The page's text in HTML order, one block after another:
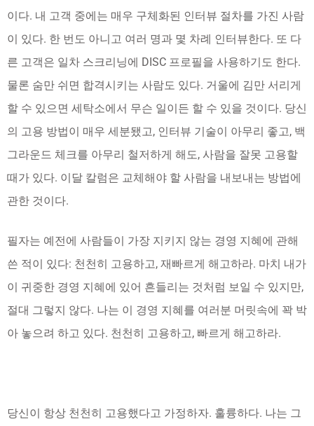
이다. 내 고객 중에는 매우 구체화된 인터뷰 절차를 가진 사람
이 있다. 한 번도 아니고 여러 명과 몇 차례 인터뷰한다. 또 다
른 고객은 일차 스크리닝에 DISC 프로필을 사용하기도 한다.
물론 숨만 쉬면 합격시키는 사람도 있다. 거울에 김만 서리게
할 수 있으면 세탁소에서 무슨 일이든 할 수 있을 것이다. 당신
의 고용 방법이 매우 세분됐고, 인터뷰 기술이 아무리 좋고, 백
그라운드 체크를 아무리 철저하게 해도, 사람을 잘못 고용할
때가 있다. 이달 칼럼은 교체해야 할 사람을 내보내는 방법에
관한 것이다.
필자는 예전에 사람들이 가장 지키지 않는 경영 지혜에 관해
쓴 적이 있다: 천천히 고용하고, 재빠르게 해고하라. 마치 내가
이 귀중한 경영 지혜에 있어 흔들리는 것처럼 보일 수 있지만,
절대 그렇지 않다. 나는 이 경영 지혜를 여러분 머릿속에 꽉 박
아 놓으려 하고 있다. 천천히 고용하고, 빠르게 해고하라.
당신이 항상 천천히 고용했다고 가정하자. 훌륭하다. 나는 그